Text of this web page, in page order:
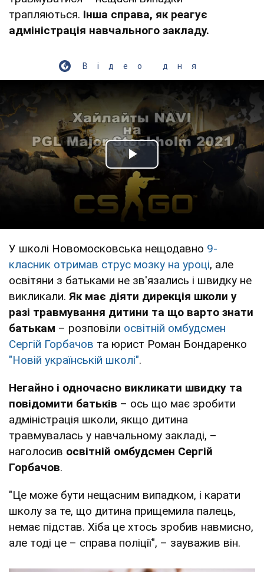
трапляються. Інша справа, як реагує
адміністрація навчального закладу.
Відео дня
Play Video
У школі Новомосковська нещодавно 9-
класник отримав струс мозку на уроці, але
освітяни з батьками не зв'язались і швидку не
викликали. Як має діяти дирекція школи у
разі травмування дитини та що варто знати
батькам – розповіли освітній омбудсмен
Сергій Горбачов та юрист Роман Бондаренко
"Новій українській школі".
Негайно і одночасно викликати швидку та
повідомити батьків – ось що має зробити
адміністрація школи, якщо дитина
травмувалась у навчальному закладі, –
наголосив освітній омбудсмен Сергій
Горбачов.
"Це може бути нещасним випадком, і карати
школу за те, що дитина прищемила палець,
немає підстав. Хіба це хтось зробив навмисно,
але тоді це – справа поліції", – зауважив він.